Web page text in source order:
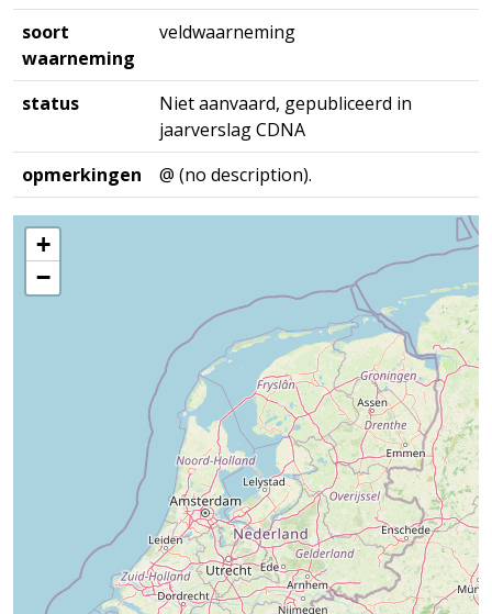
soort
waarneming
veldwaarneming
status
Niet aanvaard, gepubliceerd in
jaarverslag CDNA
opmerkingen
@ (no description).
+
−